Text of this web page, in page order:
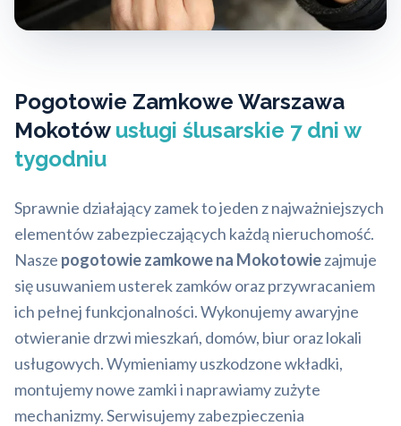
Pogotowie Zamkowe Warszawa
Mokotów usługi ślusarskie 7 dni w
tygodniu
Sprawnie działający zamek to jeden z najważniejszych
elementów zabezpieczających każdą nieruchomość.
Nasze pogotowie zamkowe na Mokotowiezajmuje
się usuwaniem usterek zamków oraz przywracaniem
ich pełnej funkcjonalności. Wykonujemy awaryjne
otwieranie drzwi mieszkań, domów, biur oraz lokali
usługowych. Wymieniamy uszkodzone wkładki,
montujemy nowe zamki i naprawiamy zużyte
mechanizmy. Serwisujemy zabezpieczenia